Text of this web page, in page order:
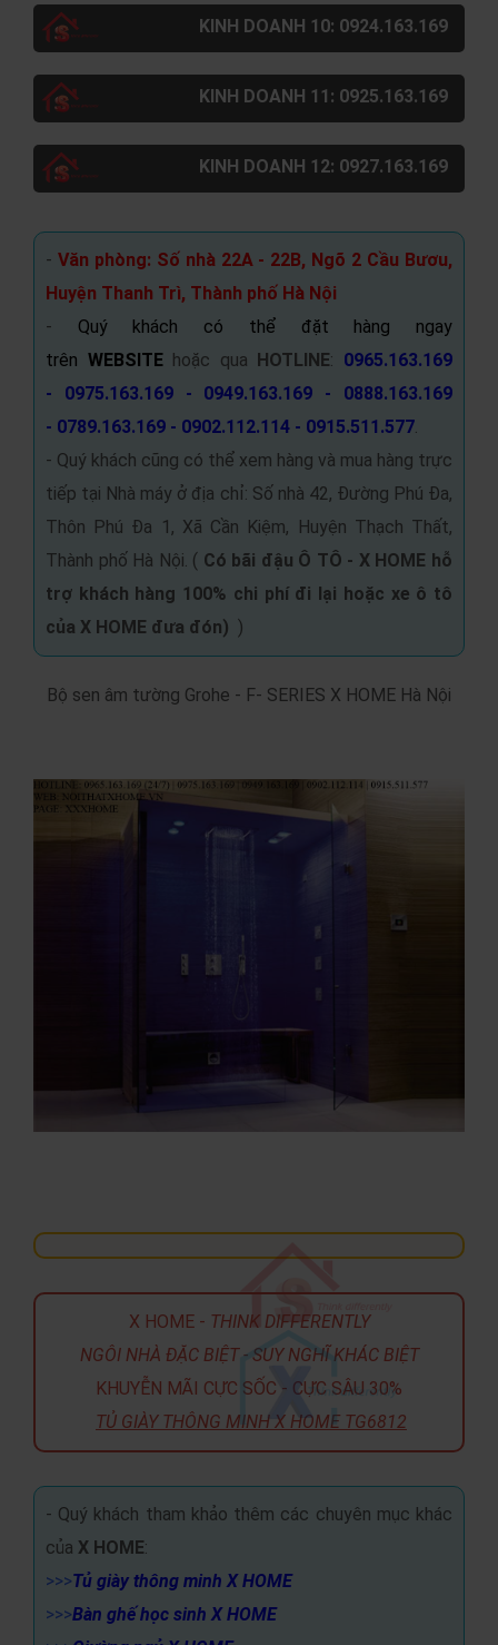
KINH DOANH 10: 0924.163.169
KINH DOANH 11: 0925.163.169
KINH DOANH 12: 0927.163.169
- Văn phòng: Số nhà 22A - 22B, Ngõ 2 Cầu Bươu,
Huyện Thanh Trì, Thành phố Hà Nội
- Quý khách có thể đặt hàng ngay
trên WEBSITE hoặc qua HOTLINE: 0965.163.169
- 0975.163.169 - 0949.163.169 - 0888.163.169
- 0789.163.169 - 0902.112.114 - 0915.511.577.
- Quý khách cũng có thể xem hàng và mua hàng trực
tiếp tại Nhà máy ở địa chỉ: Số nhà 42, Đường Phú Đa,
Thôn Phú Đa 1, Xã Cần Kiệm, Huyện Thạch Thất,
Thành phố Hà Nội. ( Có bãi đậu Ô TÔ - X HOME hỗ
trợ khách hàng 100% chi phí đi lại hoặc xe ô tô
của X HOME đưa đón) )
Bộ sen âm tường Grohe - F- SERIES X HOME Hà Nội
X HOME - THINK DIFFERENTLY
NGÔI NHÀ ĐẶC BIỆT - SUY NGHĨ KHÁC BIỆT
KHUYỄN MÃI CỰC SỐC - CỰC SÂU 30%
TỦ GIÀY THÔNG MINH X HOME TG6812
- Quý khách tham khảo thêm các chuyên mục khác
của X HOME:
>>>Tủ giày thông minh X HOME
>>>Bàn ghế học sinh X HOME